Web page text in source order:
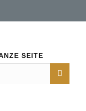
SEITE